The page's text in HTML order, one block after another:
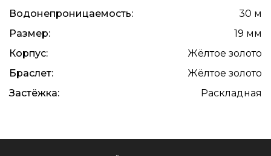
Водонепроницаемость:
30 м
Размер:
19 мм
Корпус:
Жёлтое золото
Браслет:
Жёлтое золото
Застёжка:
Раскладная